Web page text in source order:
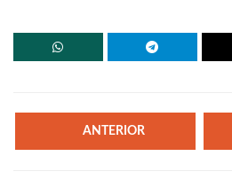
ANTERIOR